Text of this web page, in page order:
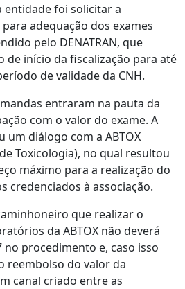
entidade foi solicitar a
adequação dos exames
pelo DENATRAN, que
de início da fiscalização para até
de validade da CNH.
entraram na pauta da
com o valor do exame. A
um diálogo com a ABTOX
Toxicologia), no qual resultou
máximo para a realização do
credenciados à associação.
que realizar o
da ABTOX não deverá
no procedimento e, caso isso
reembolso do valor da
canal criado entre as